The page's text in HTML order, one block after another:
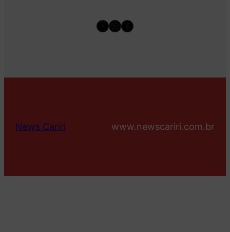
Youtube
Instagram
Facebook
News Cariri www.newscariri.com.br